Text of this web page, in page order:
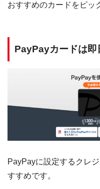
おすすめのカードをピッ
PayPayカードは即
PayPayに設定するクレ
すすめです。